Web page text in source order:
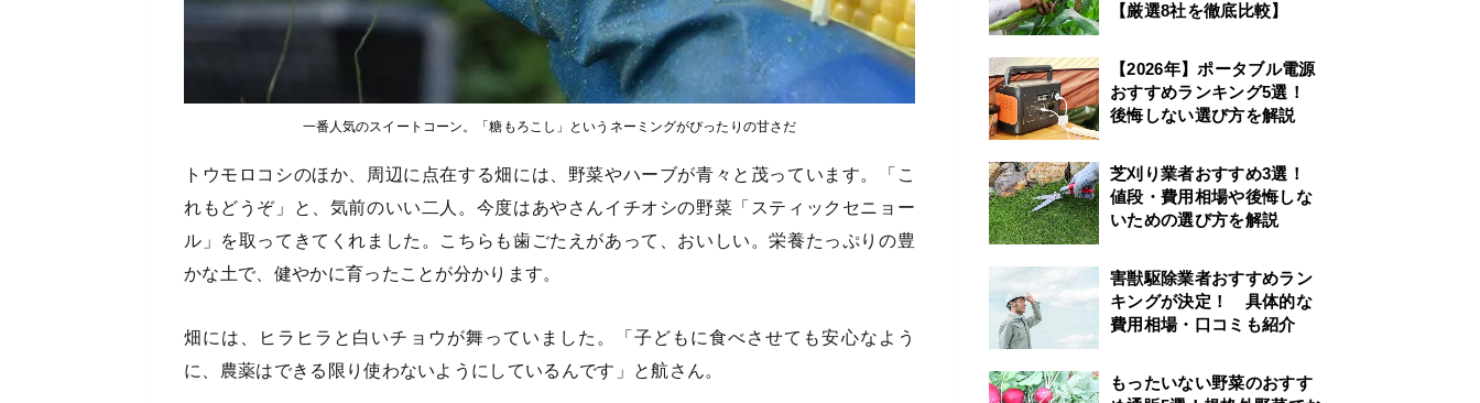
一番人気のスイートコーン。「糖もろこし」というネーミングがぴったりの甘さだ
トウモロコシのほか、周辺に点在する畑には、野菜やハーブが青々と茂っています。「こ
れもどうぞ」と、気前のいい二人。今度はあやさんイチオシの野菜「スティックセニョー
ル」を取ってきてくれました。こちらも歯ごたえがあって、おいしい。栄養たっぷりの豊
かな土で、健やかに育ったことが分かります。
畑には、ヒラヒラと白いチョウが舞っていました。「子どもに食べさせても安心なよう
に、農薬はできる限り使わないようにしているんです」と航さん。
【厳選8社を徹底比較】
【2026年】ポータブル電源
おすすめランキング5選！
後悔しない選び方を解説
芝刈り業者おすすめ3選！
値段・費用相場や後悔しな
いための選び方を解説
害獣駆除業者おすすめラン
キングが決定！ 具体的な
費用相場・口コミも紹介
もったいない野菜のおすす